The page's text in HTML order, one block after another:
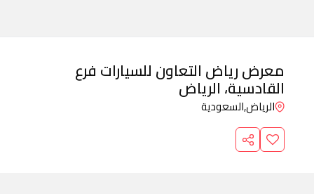
معرض رياض التعاون للسيارات فرع
القادسية، الرياض
الرياض,السعودية